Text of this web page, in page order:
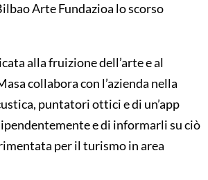
Arte Fundazioa lo scorso
alla fruizione dell’arte e al
collabora con l’azienda nella
puntatori ottici e di un’app
e di informarli su ciò
per il turismo in area